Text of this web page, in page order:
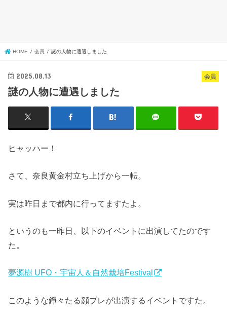
HOME 会員 謎の人物に遭遇しました
会員
2025.08.13
謎の人物に遭遇しました
ヒャッハー！
さて、奈良黄金村立ち上げから一転。
実は昨日まで都内に行ってますたよ。
というのも一昨日、以下のイベントに出演してたのです
た。
夢源樹 UFO・宇宙人＆自然栽培Festival
このような錚々たる顔ブレが出演するイベントですた。